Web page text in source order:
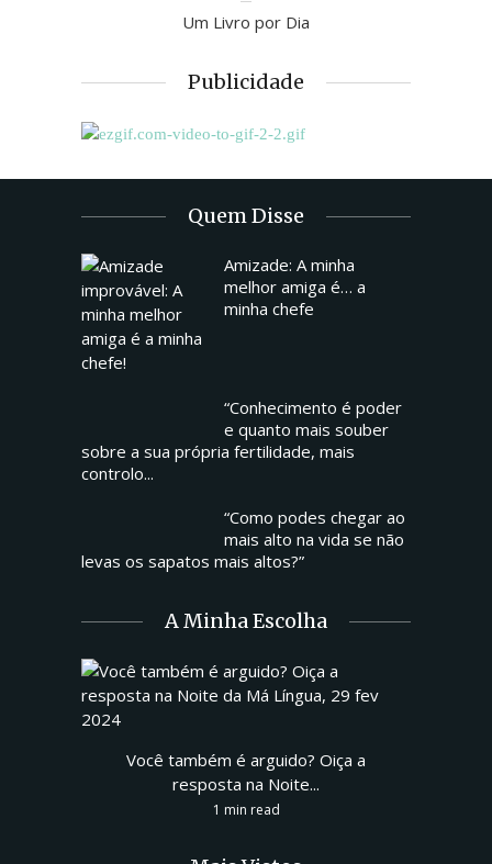
Um Livro por Dia
Publicidade
Quem Disse
Amizade: A minha
melhor amiga é… a
minha chefe
“Conhecimento é poder
e quanto mais souber
sobre a sua própria fertilidade, mais
controlo...
“Como podes chegar ao
mais alto na vida se não
levas os sapatos mais altos?”
A Minha Escolha
Você também é arguido? Oiça a
resposta na Noite...
1 min read